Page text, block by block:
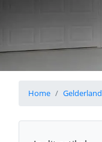
Home Gelderland